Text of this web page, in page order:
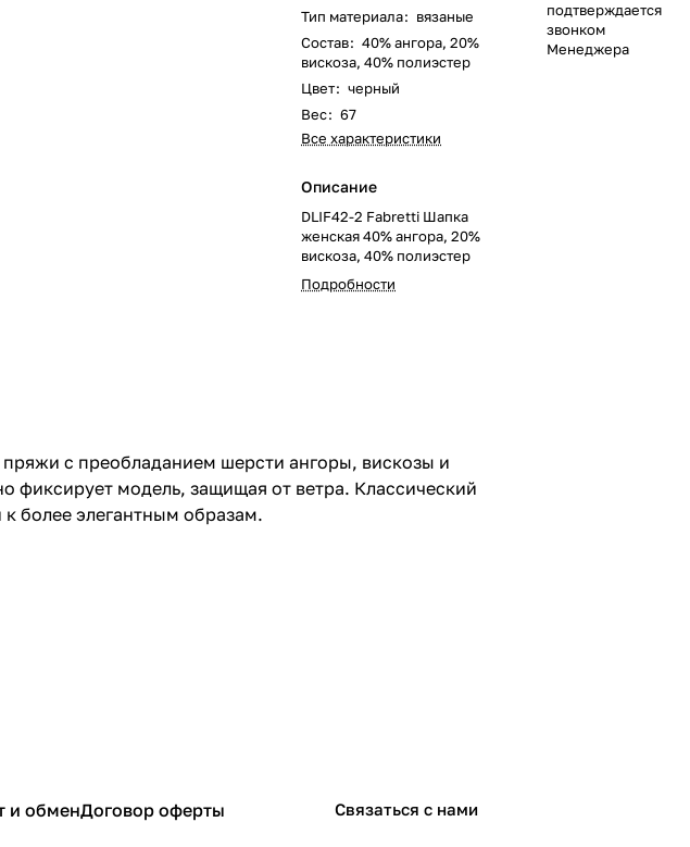
Тип материала: вязаные
Состав: 40% ангора, 20%
вискоза, 40% полиэстер
Цвет: черный
Вес: 67
Все характеристики
Описание
DLIF42-2 Fabretti Шапка
женская 40% ангора, 20%
вискоза, 40% полиэстер
Подробности
подтверждается
звонком
Менеджера
с преобладанием шерсти ангоры, вискозы и
фиксирует модель, защищая от ветра. Классический
более элегантным образам.
и обменДоговор оферты
Связаться с нами